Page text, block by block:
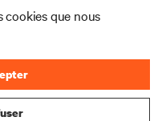
cookies que nous